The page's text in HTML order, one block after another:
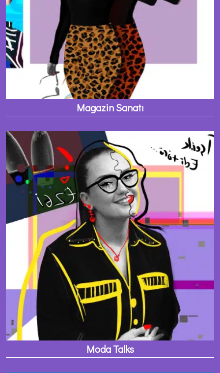
Magazin Sanatı
Moda Talks